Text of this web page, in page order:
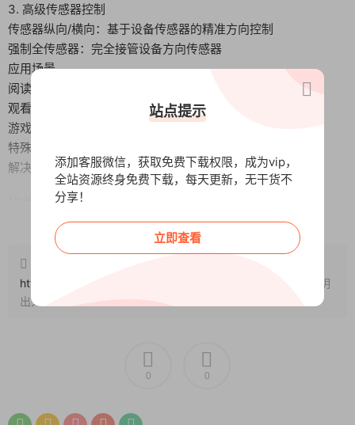
3. 高级传感器控制
传感器纵向/横向：基于设备传感器的精准方向控制
强制全传感器：完全接管设备方向传感器
应用场景
阅读电子书时保持舒适的竖屏模式
观看视频时强制横屏获得最佳体验
游戏时锁定特定方向防止误旋转
特殊角度使用时反转屏幕方向
解决某些应用不支持旋转的问题
全面兼容Android系统
支持所有应用程序
不影响系统性能
简单易用的操作界面
实时生效无需重启
http://www.wangxunke.cn/rjzq/gjrj/10684.html
，转载请注明
出处~~~
0 0
站点提示
添加客服微信，获取免费下载权限，成为vip，
全站资源终身免费下载，每天更新，无干货不
分享！
立即查看